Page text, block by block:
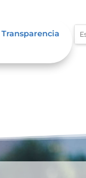
Transparencia